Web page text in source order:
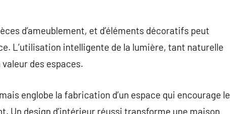
d’ameublement, et d’éléments décoratifs peut
L’utilisation intelligente de la lumière, tant naturelle
des espaces.
englobe la fabrication d’un espace qui encourage le
Un design d’intérieur réussi transforme une maison